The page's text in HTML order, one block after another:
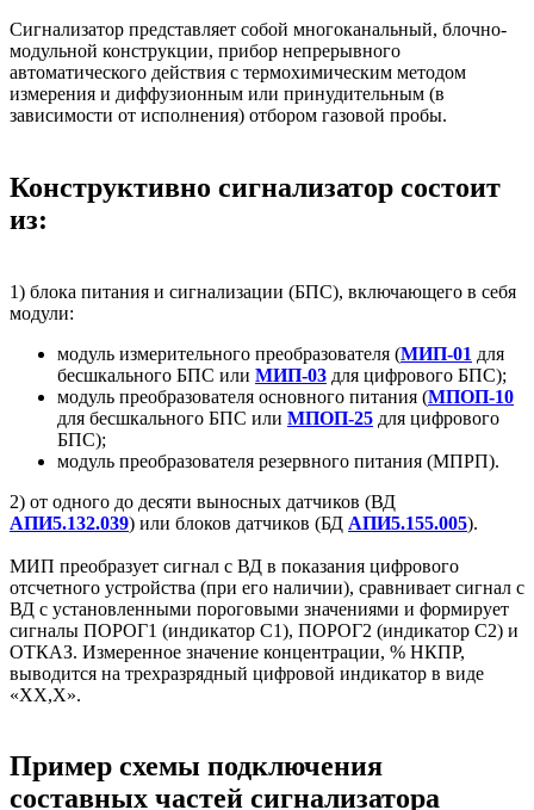
Сигнализатор представляет собой многоканальный, блочно-
модульной конструкции, прибор непрерывного
автоматического действия с термохимическим методом
измерения и диффузионным или принудительным (в
зависимости от исполнения) отбором газовой пробы.
Конструктивно сигнализатор состоит
из:
1) блока питания и сигнализации (БПС), включающего в себя
модули:
модуль измерительного преобразователя (МИП-01 для
бесшкального БПС или МИП-03 для цифрового БПС);
модуль преобразователя основного питания (МПОП-10
для бесшкального БПС или МПОП-25 для цифрового
БПС);
модуль преобразователя резервного питания (МПРП).
2) от одного до десяти выносных датчиков (ВД
АПИ5.132.039) или блоков датчиков (БД АПИ5.155.005).
МИП преобразует сигнал с ВД в показания цифрового
отсчетного устройства (при его наличии), сравнивает сигнал с
ВД с установленными пороговыми значениями и формирует
сигналы ПОРОГ1 (индикатор С1), ПОРОГ2 (индикатор С2) и
ОТКАЗ. Измеренное значение концентрации, % НКПР,
выводится на трехразрядный цифровой индикатор в виде
«ХХ,Х».
Пример схемы подключения
составных частей сигнализатора